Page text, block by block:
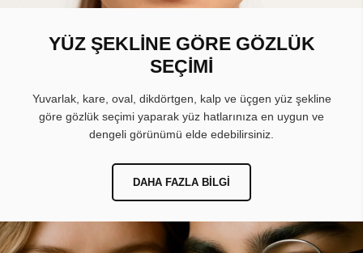
YÜZ ŞEKLİNE GÖRE GÖZLÜK
SEÇİMİ
Yuvarlak, kare, oval, dikdörtgen, kalp ve üçgen yüz şekline
göre gözlük seçimi yaparak yüz hatlarınıza en uygun ve
dengeli görünümü elde edebilirsiniz.
DAHA FAZLA BILGI